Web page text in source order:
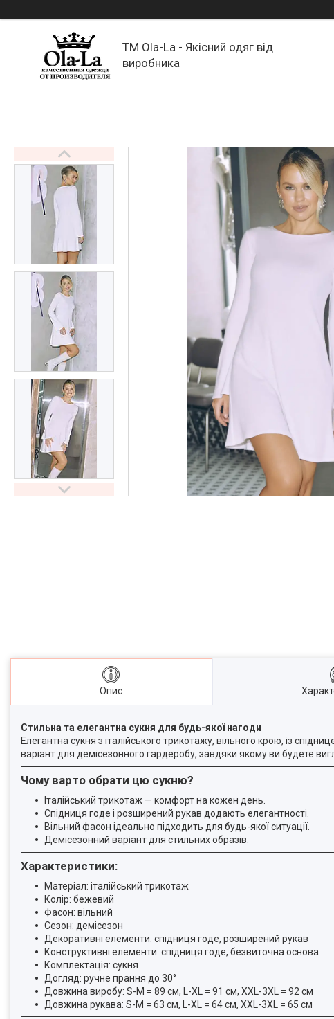
TM Ola-La - Якісний одяг від
виробника
Опис
Стильна та елегантна сукня для будь-якої нагоди
Елегантна сукня з італійського трикотажу, вільного крою, із
варіант для демісезонного гардеробу, завдяки якому ви будете
Чому варто обрати цю сукню?
Італійський трикотаж — комфорт на кожен день.
Спідниця годе і розширений рукав додають елегантності.
Вільний фасон ідеально підходить для будь-якої ситуації.
Демісезонний варіант для стильних образів.
Характеристики:
Матеріал: італійський трикотаж
Колір: бежевий
Фасон: вільний
Сезон: демісезон
Декоративні елементи: спідниця годе, розширений рукав
Конструктивні елементи: спідниця годе, безвиточна основа
Комплектація: сукня
Догляд: ручне прання до 30°
Довжина виробу: S-M = 89 см, L-XL = 91 см, XXL-3XL = 92 см
Довжина рукава: S-M = 63 см, L-XL = 64 см, XXL-3XL = 65 см